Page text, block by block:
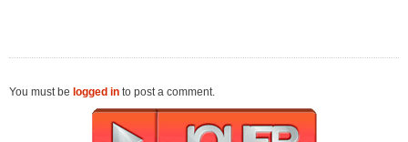
You must be logged in to post a comment.